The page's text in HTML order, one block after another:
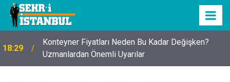
18:29
Konteyner Fiyatları Neden Bu Kadar Değişken?
Uzmanlardan Önemli Uyarılar